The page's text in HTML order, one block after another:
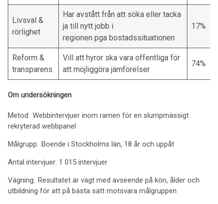
Livsval &
rörlighet
Har avstått från att söka eller tacka
ja till nytt jobb i
regionen pga bostadssituationen
17%
Reform &
transparens
Vill att hyror ska vara offentliga för
att möjliggöra jämförelser
74%
Om undersökningen
Metod: Webbintervjuer inom ramen för en slumpmässigt
rekryterad webbpanel
Målgrupp: Boende i Stockholms län, 18 år och uppåt
Antal intervjuer: 1 015 intervjuer
Vägning: Resultatet är vägt med avseende på kön, ålder och
utbildning för att på bästa sätt motsvara målgruppen